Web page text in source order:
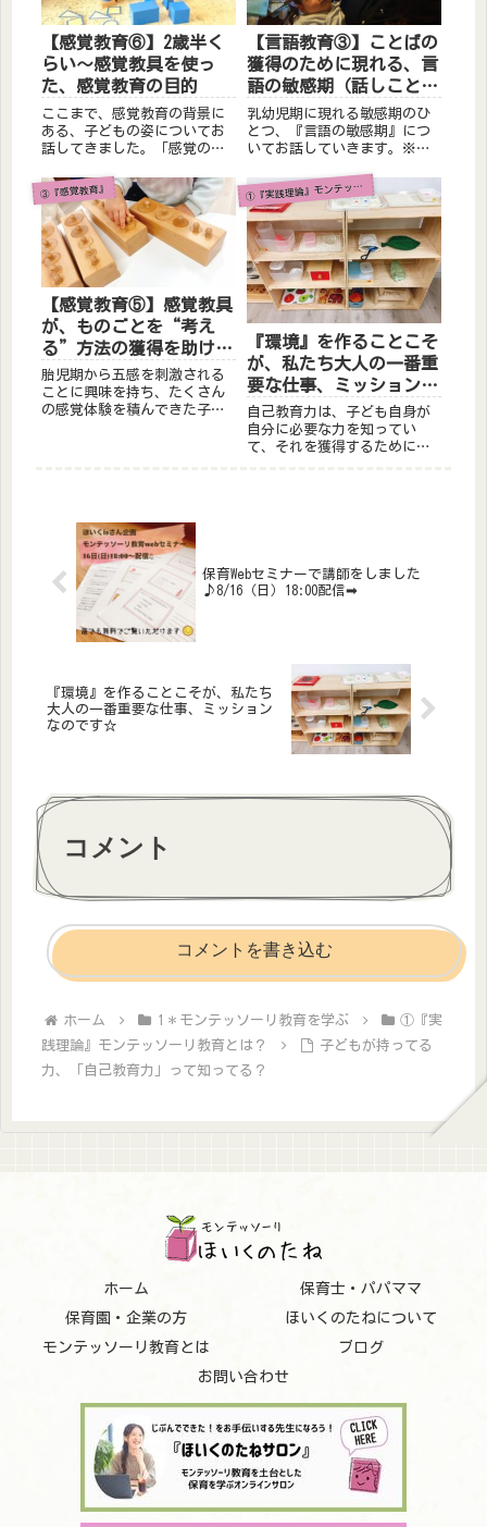
算数...
【感覚教育⑥】2歳半く
らい～感覚教具を使っ
た、感覚教育の目的
ここまで、感覚教育の背景に
ある、子どもの姿についてお
話してきました。「感覚の敏
ど、感覚教具に触れる以前か
らの子どもの姿、興味や発達
があるからこそ、感覚教具を
使った感覚教育を行うことが
できます。今回は、感覚教具
を使っ...
【言語教育③】ことばの
獲得のために現れる、言
語の敏感期（話しことば
と書きことば）
乳幼児期に現れる敏感期のひ
とつ、『言語の敏感期』につ
いてお話していきます。※敏
稿をご覧ください〔乳幼児期
に現れる“敏感期”をご存知
ですか〕『言語の敏感期』
が、なぜ乳幼児期に現れるの
かと言いますと【言語教育
①】でお伝...
③『感覚教育』
【感覚教育⑤】感覚教具
が、ものごとを“考え
る”方法の獲得を助けて
くれる！３つの操作方法
P・G・S
胎児期から五感を刺激される
ことに興味を持ち、たくさん
の感覚体験を積んできた子ど
や手...
① 『実践理論』モンテッソーリ教育とは？
『環境』を作ることこそ
が、私たち大人の一番重
要な仕事、ミッションな
のです☆
自己教育力は、子ども自身が
自分に必要な力を知ってい
て、それを獲得するために身
長してく...
保育Webセミナーで講師をしました
♪8/16（日）18:00配信➡
『環境』を作ることこそが、私たち
大人の一番重要な仕事、ミッション
なのです☆
コメント
コメントを書き込む
ホーム 1＊モンテッソーリ教育を学ぶ
①『実
践理論』モンテッソーリ教育とは？
子どもが持ってる
力、「自己教育力」って知ってる？
ホーム
保育士・パパママ
保育園・企業の方
ほいくのたねについて
モンテッソーリ教育とは
ブログ
お問い合わせ